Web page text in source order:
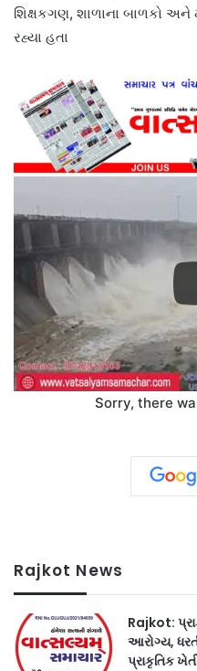
શિક્ષકગણ, શાળાના બાળકો અને
રહ્યા હતા
Sorry, there
Rajkot News
Rajkot:
આરોગ્ય,
પ્રાકૃતિક